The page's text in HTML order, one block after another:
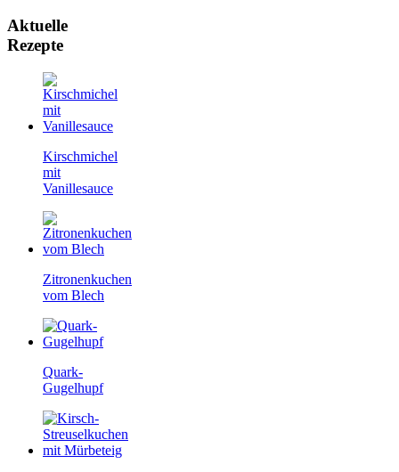
Aktuelle
Rezepte
Kirschmichel
mit
Vanillesauce
Zitronenkuchen
vom Blech
Quark-
Gugelhupf